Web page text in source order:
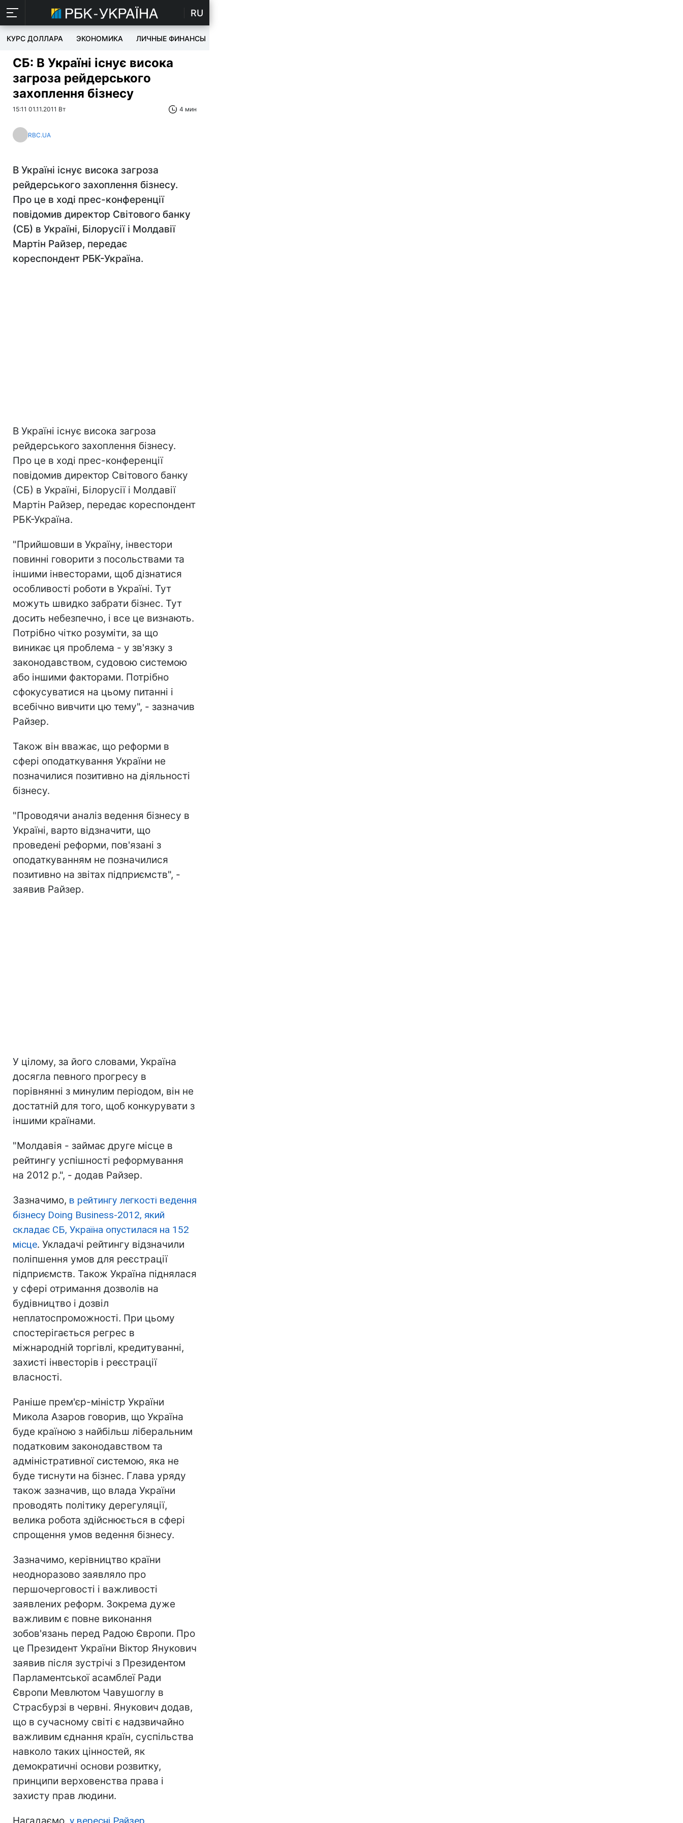
RU
КУРС ДОЛЛАРА ЭКОНОМИКА ЛИЧНЫЕ ФИНАНСЫ
СБ: В Україні існує висока
загроза рейдерського
захоплення бізнесу
15:11 01.11.2011 Вт 4 мин
RBC.UA
В Україні існує висока загроза
рейдерського захоплення бізнесу.
Про це в ході прес-конференції
повідомив директор Світового банку
(СБ) в Україні, Білорусії і Молдавії
Мартін Райзер, передає
кореспондент РБК-Україна.
В Україні існує висока загроза
рейдерського захоплення бізнесу.
Про це в ході прес-конференції
повідомив директор Світового банку
(СБ) в Україні, Білорусії і Молдавії
Мартін Райзер, передає кореспондент
РБК-Україна.
"Прийшовши в Україну, інвестори
повинні говорити з посольствами та
іншими інвесторами, щоб дізнатися
особливості роботи в Україні. Тут
можуть швидко забрати бізнес. Тут
досить небезпечно, і все це визнають.
Потрібно чітко розуміти, за що
виникає ця проблема - у зв'язку з
законодавством, судовою системою
або іншими факторами. Потрібно
сфокусуватися на цьому питанні і
всебічно вивчити цю тему", - зазначив
Райзер.
Також він вважає, що реформи в
сфері оподаткування України не
позначилися позитивно на діяльності
бізнесу.
"Проводячи аналіз ведення бізнесу в
Україні, варто відзначити, що
проведені реформи, пов'язані з
оподаткуванням не позначилися
позитивно на звітах підприємств", -
заявив Райзер.
У цілому, за його словами, Україна
досягла певного прогресу в
порівнянні з минулим періодом, він не
достатній для того, щоб конкурувати з
іншими країнами.
"Молдавія - займає друге місце в
рейтингу успішності реформування
на 2012 р.", - додав Райзер.
Зазначимо, в рейтингу легкості ведення
бізнесу Doing Business-2012, який
складає СБ, Україна опустилася на 152
місце. Укладачі рейтингу відзначили
поліпшення умов для реєстрації
підприємств. Також Україна піднялася
у сфері отримання дозволів на
будівництво і дозвіл
неплатоспроможності. При цьому
спостерігається регрес в
міжнародній торгівлі, кредитуванні,
захисті інвесторів і реєстрації
власності.
Раніше прем'єр-міністр України
Микола Азаров говорив, що Україна
буде країною з найбільш ліберальним
податковим законодавством та
адміністративної системою, яка не
буде тиснути на бізнес. Глава уряду
також зазначив, що влада України
проводять політику дерегуляції,
велика робота здійснюється в сфері
спрощення умов ведення бізнесу.
Зазначимо, керівництво країни
неодноразово заявляло про
першочерговості і важливості
заявлених реформ. Зокрема дуже
важливим є повне виконання
зобов'язань перед Радою Європи. Про
це Президент України Віктор Янукович
заявив після зустрічі з Президентом
Парламентської асамблеї Ради
Європи Мевлютом Чавушоглу в
Страсбурзі в червні. Янукович додав,
що в сучасному світі є надзвичайно
важливим єднання країн, суспільства
навколо таких цінностей, як
демократичні основи розвитку,
принципи верховенства права і
захисту прав людини.